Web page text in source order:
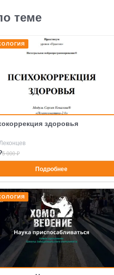
теме
здоровья
5 000 ₽
Подробнее